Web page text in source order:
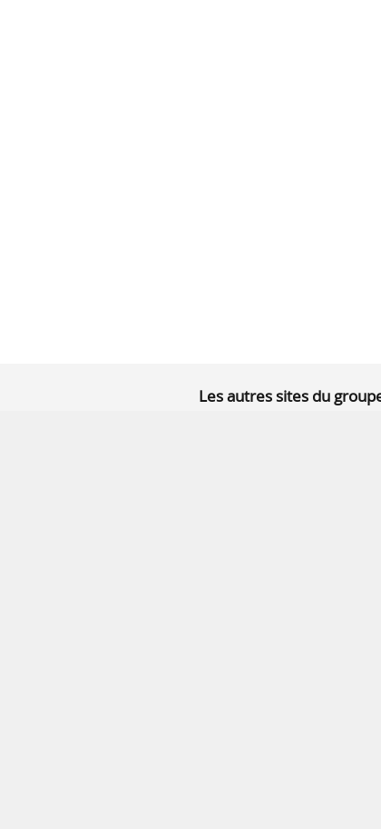
Les autres sites du